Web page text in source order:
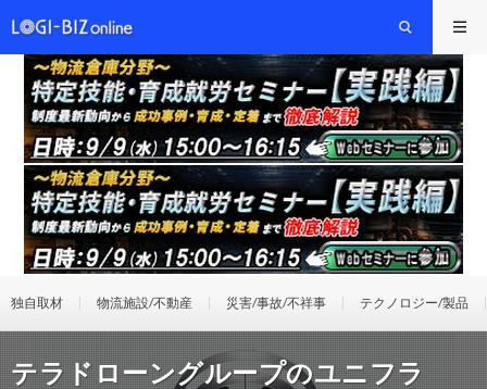
独自取材 物流施設/不動産 災害/事故/不祥事 テクノロジー/製品
テラドローングループのユニフラ